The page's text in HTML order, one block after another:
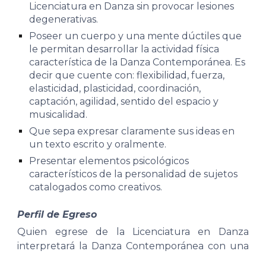
Licenciatura en Danza sin provocar lesiones
degenerativas.
Poseer un cuerpo y una mente dúctiles que
le permitan desarrollar la actividad física
característica de la Danza Contemporánea. Es
decir que cuente con: flexibilidad, fuerza,
elasticidad, plasticidad, coordinación,
captación, agilidad, sentido del espacio y
musicalidad.
Que sepa expresar claramente sus ideas en
un texto escrito y oralmente.
Presentar elementos psicológicos
característicos de la personalidad de sujetos
catalogados como creativos.
Perfil de Egreso
Quien egresede la Licenciatura en Danza
interpretará la Danza Contemporánea con una